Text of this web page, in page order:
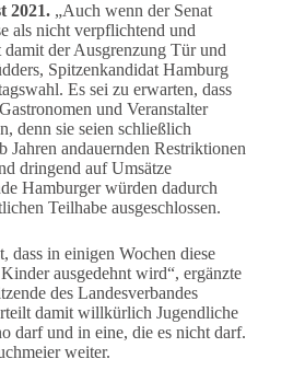
2021. „Auch wenn der Senat
als nicht verpflichtend und
der Ausgrenzung Tür und
Spitzenkandidat Hamburg
Es sei zu erwarten, dass
und Veranstalter
denn sie seien schließlich
Jahren andauernden Restriktionen
dringend auf Umsätze
Hamburger würden dadurch
Teilhabe ausgeschlossen.
dass in einigen Wochen diese
ausgedehnt wird“, ergänzte
des Landesverbandes
damit willkürlich Jugendliche
darf und in eine, die es nicht darf.
weiter.